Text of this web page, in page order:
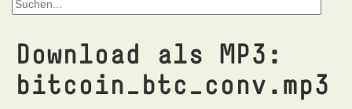
Download als MP3:
bitcoin_btc_conv.mp3